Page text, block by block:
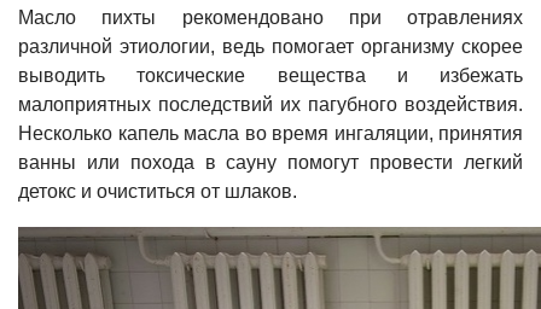
Масло пихты рекомендовано при отравлениях
различной этиологии, ведь помогает организму скорее
выводить токсические вещества и избежать
малоприятных последствий их пагубного воздействия.
Несколько капель масла во время ингаляции, принятия
ванны или похода в сауну помогут провести легкий
детокс и очиститься от шлаков.